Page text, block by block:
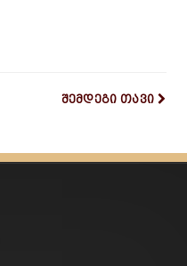
შემდეგი თავი